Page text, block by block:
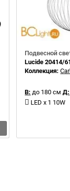
Подвесной
Lucide 20414/
Коллекция:
В: до 180 см Д:
LED x 1 10W